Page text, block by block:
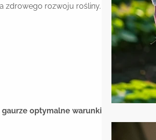
zdrowego rozwoju rośliny.
gaurze optymalne warunki